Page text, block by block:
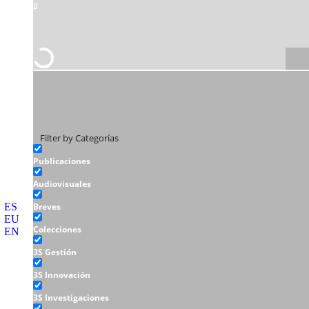
ES
EU
EN
Filter by Categorías
Publicaciones
Audiovisuales
Breves
Colecciones
3S Gestión
3S Innovación
3S Investigaciones